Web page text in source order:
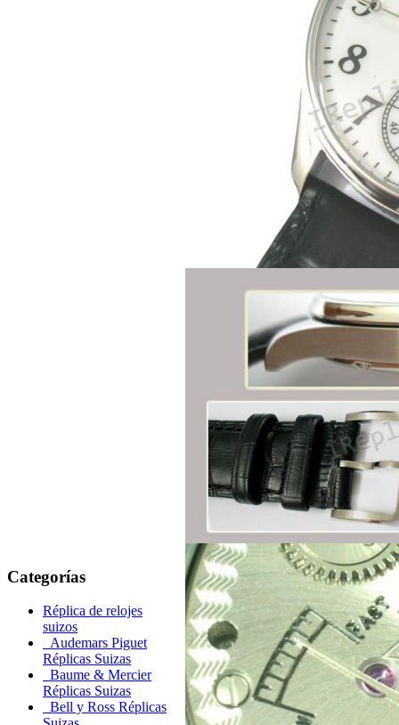
Categorías
Réplica de relojes
suizos
Audemars Piguet
Réplicas Suizas
Baume & Mercier
Réplicas Suizas
Bell y Ross Réplicas